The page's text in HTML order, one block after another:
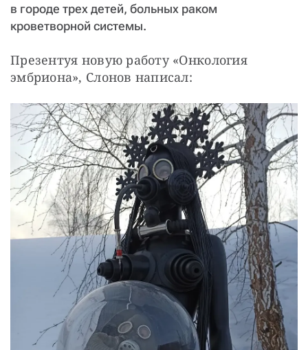
в городе трех детей, больных раком
кроветворной системы.
Презентуя новую работу «Онкология
эмбриона», Слонов написал: